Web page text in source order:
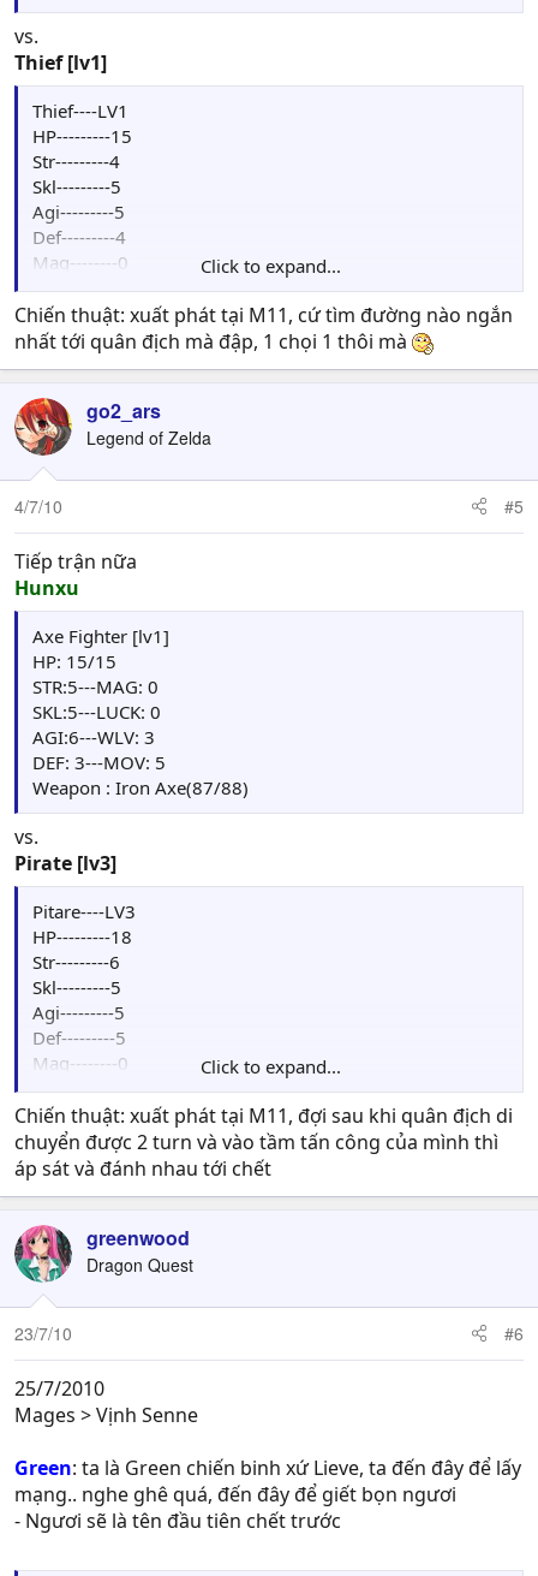
vs.
Thief [lv1]
Thief----LV1
HP---------15
Str---------4
Skl---------5
Agi---------5
Def---------4
Mag--------0
Luck--------0
Move: 4
Skill: Sea Mastery: Tăng 10%HIT,EVA và 1MOVE
Click to expand...
Chiến thuật: xuất phát tại M11, cứ tìm đường nào ngắn
nhất tới quân địch mà đập, 1 chọi 1 thôi mà
go2_ars
Legend of Zelda
4/7/10 #5
Tiếp trận nữa
Hunxu
Axe Fighter [lv1]
HP: 15/15
STR:5---MAG: 0
SKL:5---LUCK: 0
AGI:6---WLV: 3
DEF: 3---MOV: 5
Weapon : Iron Axe(87/88)
vs.
Pirate [lv3]
Pitare----LV3
HP---------18
Str---------6
Skl---------5
Agi---------5
Def---------5
Mag--------0
Luck--------0
Move: 4
Skill: Sea Mastery: Tăng 10%HIT,EVA và 1MOVE
Weapon--Iron Axe
Click to expand...
Chiến thuật: xuất phát tại M11, đợi sau khi quân địch di
chuyển được 2 turn và vào tầm tấn công của mình thì
áp sát và đánh nhau tới chết
greenwood
Dragon Quest
23/7/10 #6
25/7/2010
Mages > Vịnh Senne
Green: ta là Green chiến binh xứ Lieve, ta đến đây để lấy
mạng.. nghe ghê quá, đến đây để giết bọn ngươi
- Ngươi sẽ là tên đầu tiên chết trước